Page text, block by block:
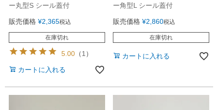
ー丸型S シール蓋付
販売価格 ¥2,365税込
在庫切れ
5.00 （1 ）
カートに入れる
ー角型L シール蓋付
販売価格 ¥2,860税込
在庫切れ
カートに入れる